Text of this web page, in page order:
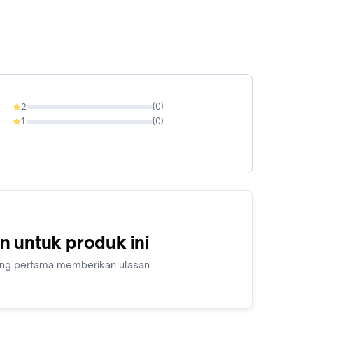
2 (0)
0%
1 (0)
0%
untuk produk ini
pertama memberikan ulasan